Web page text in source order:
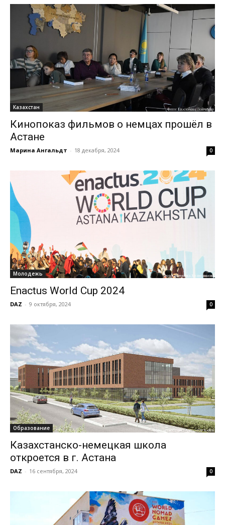
Казахстан
Кинопоказ фильмов о немцах прошёл в
Астане
Марина Ангальдт - 18 декабря, 2024 0
Молодежь
Enactus World Cup 2024
DAZ - 9 октября, 2024 0
Образование
Казахстанско-немецкая школа
откроется в г. Астана
DAZ - 16 сентября, 2024 0